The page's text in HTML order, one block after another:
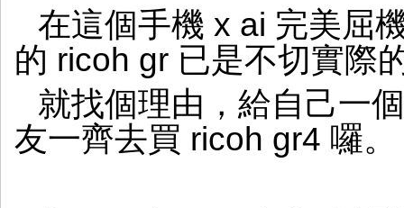
在這個手機 x ai 完美屈
的 ricoh gr 已是不切實際
就找個理由，給自己一
友一齊去買 ricoh gr4 囉。